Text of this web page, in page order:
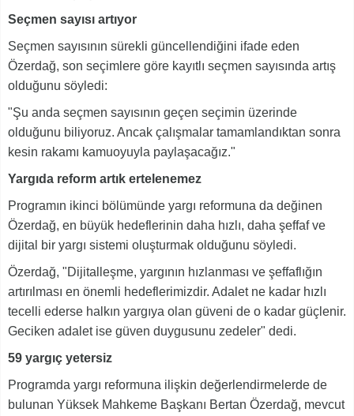
Seçmen sayısı artıyor
Seçmen sayısının sürekli güncellendiğini ifade eden
Özerdağ, son seçimlere göre kayıtlı seçmen sayısında artış
olduğunu söyledi:
"Şu anda seçmen sayısının geçen seçimin üzerinde
olduğunu biliyoruz. Ancak çalışmalar tamamlandıktan sonra
kesin rakamı kamuoyuyla paylaşacağız."
Yargıda reform artık ertelenemez
Programın ikinci bölümünde yargı reformuna da değinen
Özerdağ, en büyük hedeflerinin daha hızlı, daha şeffaf ve
dijital bir yargı sistemi oluşturmak olduğunu söyledi.
Özerdağ, "Dijitalleşme, yargının hızlanması ve şeffaflığın
artırılması en önemli hedeflerimizdir. Adalet ne kadar hızlı
tecelli ederse halkın yargıya olan güveni de o kadar güçlenir.
Geciken adalet ise güven duygusunu zedeler" dedi.
59 yargıç yetersiz
Programda yargı reformuna ilişkin değerlendirmelerde de
bulunan Yüksek Mahkeme Başkanı Bertan Özerdağ, mevcut